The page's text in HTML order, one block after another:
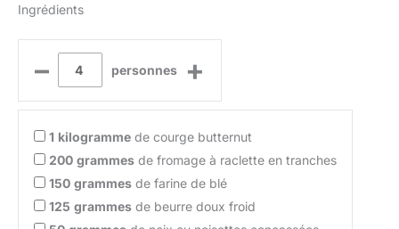
Ingrédients
– personnes +
1 kilogramme de courge butternut
200 grammes de fromage à raclette en tranches
150 grammes de farine de blé
125 grammes de beurre doux froid